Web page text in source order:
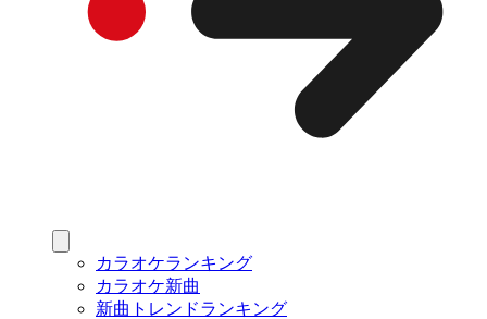
カラオケランキング
カラオケ新曲
新曲トレンドランキング